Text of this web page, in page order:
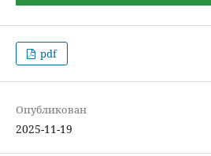
pdf
Опубликован
2025-11-19